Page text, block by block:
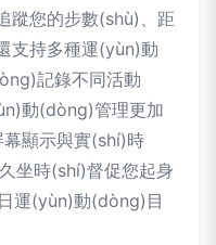
蹤您的步數(shù)、距
支持多種運(yùn)動
記錄不同活動
動(dòng)管理更加
顯示與實(shí)時
坐時(shí)督促您起身
運(yùn)動(dòng)目